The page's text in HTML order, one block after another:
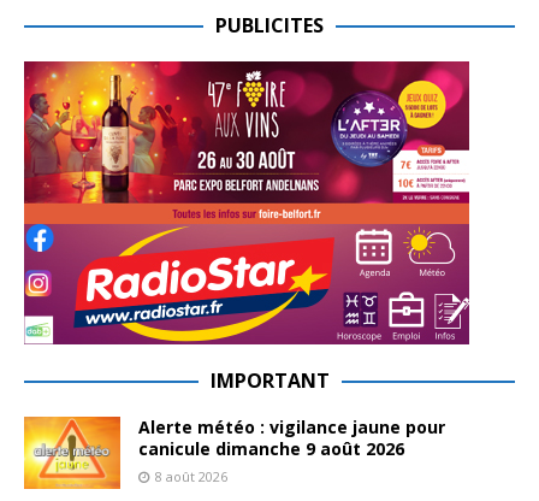
PUBLICITES
IMPORTANT
Alerte météo : vigilance jaune pour
canicule dimanche 9 août 2026
8 août 2026